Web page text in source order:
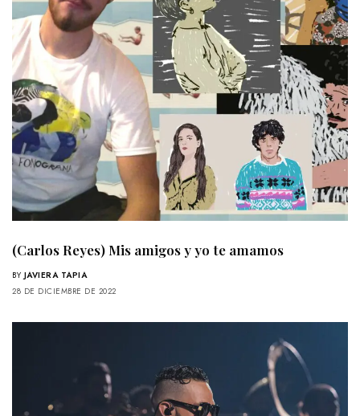
(Carlos Reyes) Mis amigos y yo te amamos
BY JAVIERA TAPIA
28 DE DICIEMBRE DE 2022